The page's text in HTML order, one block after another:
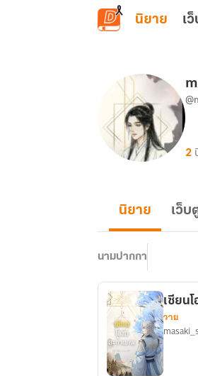
ข้ามไปยังเนื้อหาหลัก
นิยาย เ
2
นิยาย เว็บ
นามปากกา
เซียน
วาย